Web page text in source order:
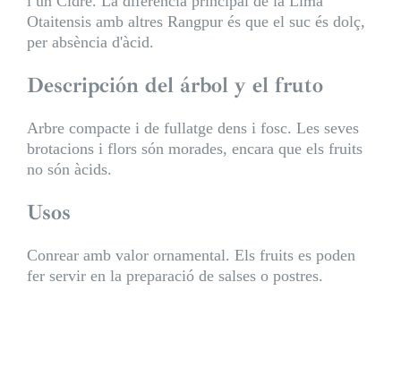
Otaitensis amb altres Rangpur és que el suc és dolç,
per absència d'àcid.
Descripción del árbol y el fruto
Arbre compacte i de fullatge dens i fosc. Les seves
brotacions i flors són morades, encara que els fruits
no són àcids.
Usos
Conrear amb valor ornamental. Els fruits es poden
fer servir en la preparació de salses o postres.